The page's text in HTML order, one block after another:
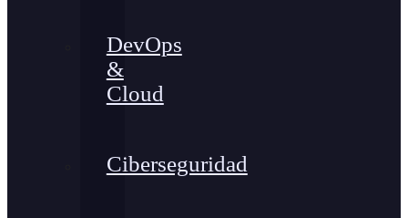
DevOps
&
Cloud
Ciberseguridad